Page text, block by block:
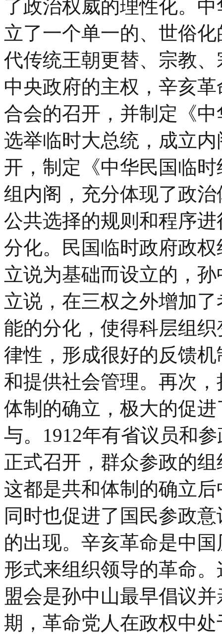
了政治权威的理性化。
立了一个单一的、世俗
代传统王朝更替、宗教
中央政府的主权，辛亥
合会的召开，并制定《
选举临时大总统，成立
开，制定《中华民国临
组内阁，充分体现了政
公共选择的规则和程序
分化。民国临时政府政
立说为基础而设立的，
立说，在三权之外增加
能的分化，使得科层组
律性，形成很好的反馈
和提供社会管理。再次
体制的确立，极大的促
与。1912年有省议员和
正式召开，群众参政的
这都是共和体制的确立
同时也促进了国民参政
的出现。辛亥革命是中
形式来组织领导的革命
盟会是孙中山最早倡议
期，革命党人在政权中